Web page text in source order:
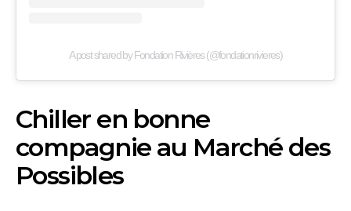
A post shared by Fondation Rivières (@fondationrivieres)
Chiller en bonne
compagnie au Marché des
Possibles